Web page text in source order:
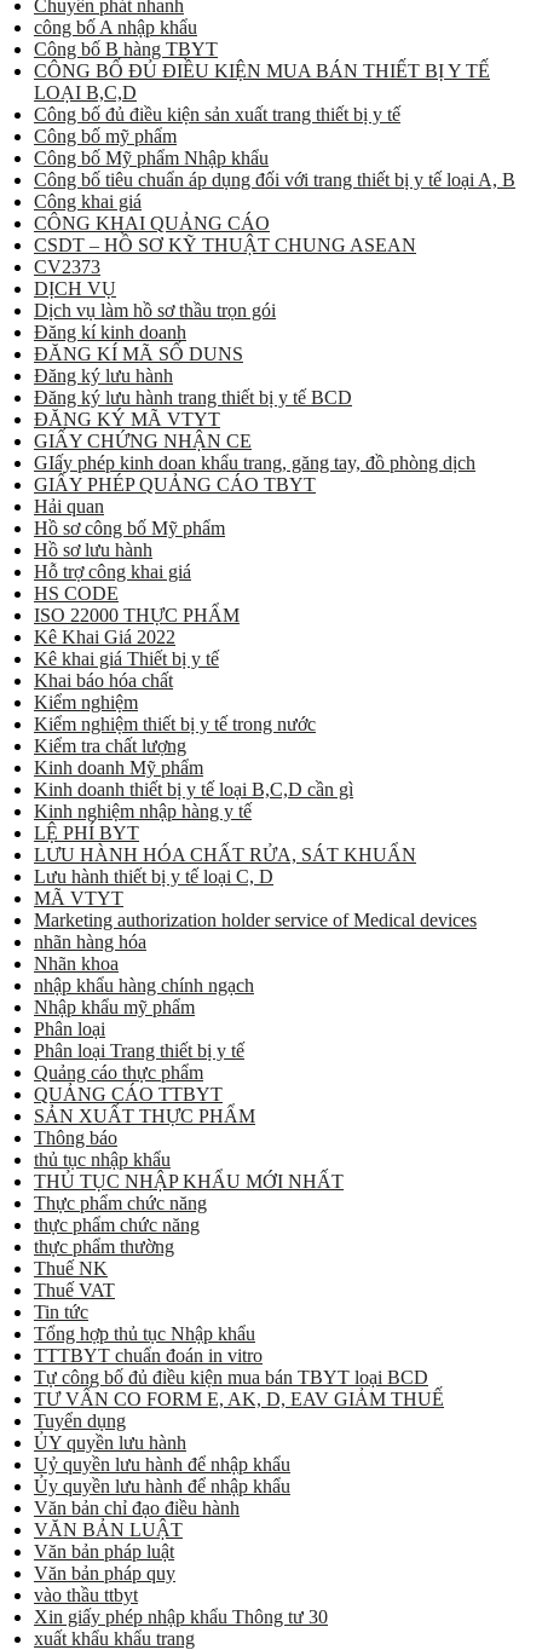
Chuyển phát nhanh
công bố A nhập khẩu
Công bố B hàng TBYT
CÔNG BỐ ĐỦ ĐIỀU KIỆN MUA BÁN THIẾT BỊ Y TẾ
LOẠI B,C,D
Công bố đủ điều kiện sản xuất trang thiết bị y tế
Công bố mỹ phẩm
Công bố Mỹ phẩm Nhập khẩu
Công bố tiêu chuẩn áp dụng đối với trang thiết bị y tế loại A, B
Công khai giá
CÔNG KHAI QUẢNG CÁO
CSDT – HỒ SƠ KỸ THUẬT CHUNG ASEAN
CV2373
DỊCH VỤ
Dịch vụ làm hồ sơ thầu trọn gói
Đăng kí kinh doanh
ĐĂNG KÍ MÃ SỐ DUNS
Đăng ký lưu hành
Đăng ký lưu hành trang thiết bị y tế BCD
ĐĂNG KÝ MÃ VTYT
GIẤY CHỨNG NHẬN CE
GIấy phép kinh doan khẩu trang, găng tay, đồ phòng dịch
GIẤY PHÉP QUẢNG CÁO TBYT
Hải quan
Hồ sơ công bố Mỹ phẩm
Hồ sơ lưu hành
Hỗ trợ công khai giá
HS CODE
ISO 22000 THỰC PHẨM
Kê Khai Giá 2022
Kê khai giá Thiết bị y tế
Khai báo hóa chất
Kiểm nghiệm
Kiểm nghiệm thiết bị y tế trong nước
Kiểm tra chất lượng
Kinh doanh Mỹ phẩm
Kinh doanh thiết bị y tế loại B,C,D cần gì
Kinh nghiệm nhập hàng y tế
LỆ PHÍ BYT
LƯU HÀNH HÓA CHẤT RỬA, SÁT KHUẨN
Lưu hành thiết bị y tế loại C, D
MÃ VTYT
Marketing authorization holder service of Medical devices
nhãn hàng hóa
Nhãn khoa
nhập khẩu hàng chính ngạch
Nhập khẩu mỹ phẩm
Phân loại
Phân loại Trang thiết bị y tế
Quảng cáo thực phẩm
QUẢNG CÁO TTBYT
SẢN XUẤT THỰC PHẨM
Thông báo
thủ tục nhập khẩu
THỦ TỤC NHẬP KHẨU MỚI NHẤT
Thực phẩm chức năng
thực phẩm chức năng
thực phẩm thường
Thuế NK
Thuế VAT
Tin tức
Tổng hợp thủ tục Nhập khẩu
TTTBYT chuẩn đoán in vitro
Tự công bố đủ điều kiện mua bán TBYT loại BCD
TƯ VẤN CO FORM E, AK, D, EAV GIẢM THUẾ
Tuyển dụng
ỦY quyền lưu hành
Uỷ quyền lưu hành để nhập khẩu
Ủy quyền lưu hành để nhập khẩu
Văn bản chỉ đạo điều hành
VĂN BẢN LUẬT
Văn bản pháp luật
Văn bản pháp quy
vào thầu ttbyt
Xin giấy phép nhập khẩu Thông tư 30
xuất khẩu khẩu trang